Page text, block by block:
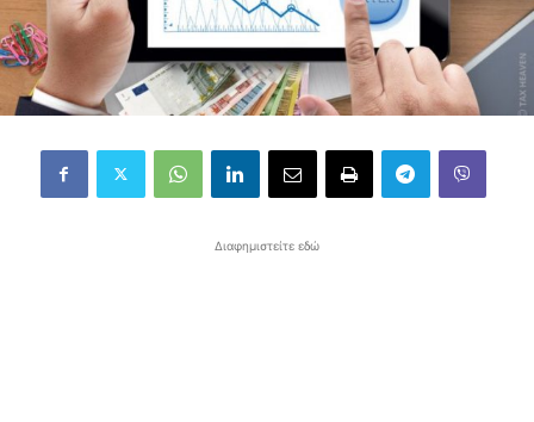
Διαφημιστείτε εδώ